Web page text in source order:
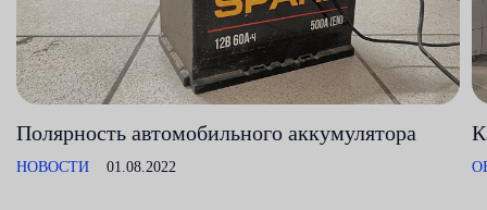
Полярность автомобильного аккумулятора
НОВОСТИ 01.08.2022